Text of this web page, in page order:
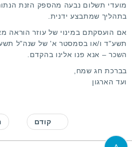
מועדי תשלום נבעה מהספק הזנת
בתהליך שמתבצע ידנית.
אם הועסקתם במינוי של עוזר הוראה
תשע"ד ו/או בסמסטר א' של שנה"ל
השכר – אנא פנו אלינו בהקדם.
בברכת חג שמח,
ועד הארגון
קודם